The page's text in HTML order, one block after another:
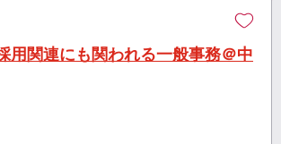
用関連にも関われる一般事務＠中